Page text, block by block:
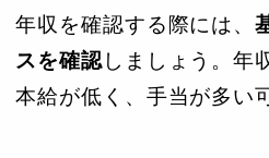
年収を確認する際には、
スを確認しましょう。年
本給が低く、手当が多い